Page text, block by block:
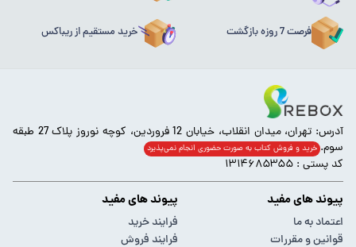
فرصت 7 روزه بازگشت خرید مستقیم از ریباکس
آدرس: تهران، میدان انقلاب، خیابان 12 فروردین، کوچه نوروز پلاک 27 طبقه
سوم. خرید و فروش کتاب به صورت حضوری انجام‌ نمی‌پذیرد
کد پستی : ۱۳۱۴۶۸۵۳۵۵
پیوند های مفید
اعتماد به ما
قوانین و مقررات
پیوند های مفید
فرایند خرید
فرایند فروش